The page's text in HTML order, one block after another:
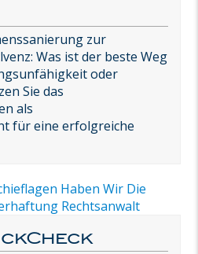
zur
Was ist der beste Weg
oder
Sie das
als
für eine erfolgreiche